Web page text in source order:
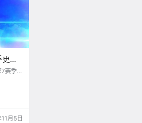
新
友疯
赛季的
引发日
后还有
更新
月5日